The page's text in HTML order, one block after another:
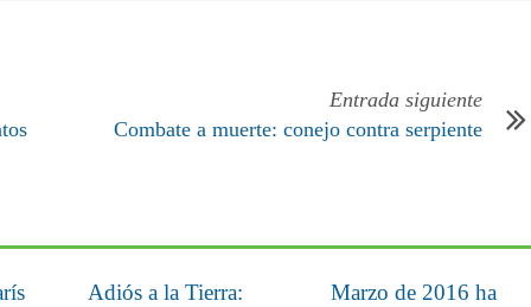
Entrada siguiente
Combate a muerte: conejo contra serpiente
Adiós a la Tierra:
Marzo de 2016 ha